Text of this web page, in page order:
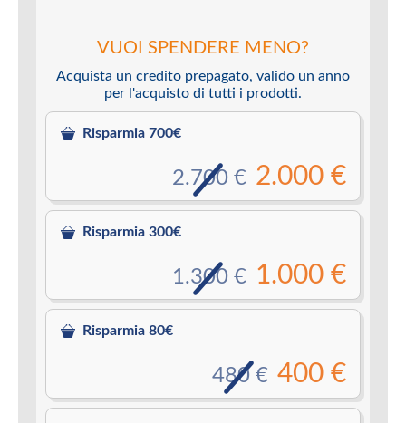
VUOI SPENDERE MENO?
Acquista un credito prepagato, valido un anno
per l'acquisto di tutti i prodotti.
Risparmia 700€
2.000 €
2.700 €
Risparmia 300€
1.000 €
1.300 €
Risparmia 80€
400 €
480 €